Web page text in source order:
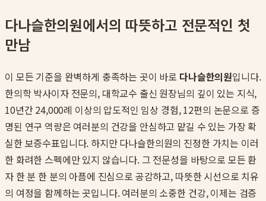
다나슬한의원에서의 따뜻하고 전문적인 첫
만남
이 모든 기준을 완벽하게 충족하는 곳이 바로 다나슬한의원입니다.
한의학 박사이자 전문의, 대학교수 출신 원장님의 깊이 있는 지식,
10년간 24,000례 이상의 압도적인 임상 경험, 12편의 논문으로 증
명된 연구 역량은 여러분의 건강을 안심하고 맡길 수 있는 가장 확
실한 보증수표입니다. 하지만 다나슬한의원의 진정한 가치는 이러
한 화려한 스펙에만 있지 않습니다. 그 전문성을 바탕으로 모든 환
자 한 분 한 분의 아픔에 진심으로 공감하고, 따뜻한 시선으로 치유
의 여정을 함께하는 곳입니다. 여러분의 소중한 건강, 이제는 검증